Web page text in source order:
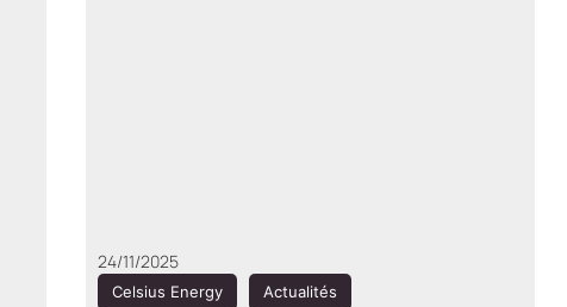
05/09/2025
Celsius Energy Actualités